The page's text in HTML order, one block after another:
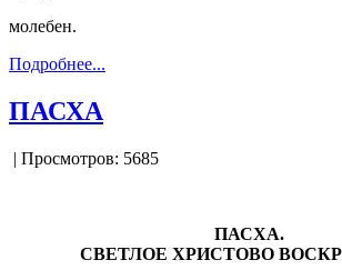
молебен.
Подробнее...
ПАСХА
| Просмотров: 5685
ПАСХА.
СВЕТЛОЕ ХРИСТОВО